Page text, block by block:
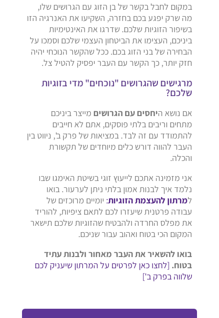
במקום לחבל בקשר של בן הזוג עם הגרושים שלו,
מה שרק יפגע בכם בחזרה, השקיעו את האנרגיה הזו
בשיפור הזוגיות שלכם. שדרגו את האינטימיות
ביניכם, העצימו את הביטחון העצמי שלכם וסמכו על
הבחירה של בני הזוג בכם. ככל שהקשר הנוכחי יהיה
חזק יותר, כך הקשר עם העבר יפסיק להטיל צל.
מרגישים שהגרושים "נוכחים" מדי בזוגיות
שלכם?
אם נושא היחסים עם הגרושים מייצר ביניכם
מתחים וריבים בלתי פוסקים, אתם לא חייבים
להתמודד עם זה לבד. במציאות של פרק ב', ניווט בין
העבר להווה דורש כלים מיוחדים של תקשורת
והכלה.
אני מזמינה אתכם לייעוץ זוגי בשיטת האימגו שבו
נלמד איך לבנות אמון בלתי ניתן לערעור. בואו
למרתון להעצמת הזוגיות: יומיים מרוכזים של
עבודה פרטנית שיעזרו לכם לתאם ציפיות, להוריד
את מפלס החרדה ולהבטיח שהזוגיות שלכם תישאר
המקום הכי בטוח ואהוב עבור שניכם.
בואו להשאיר את העבר מאחור ולבנות עתיד
בטוח. [לחצו כאן לפרטים על המרתון שיעניק לכם
שלווה בפרק ב']